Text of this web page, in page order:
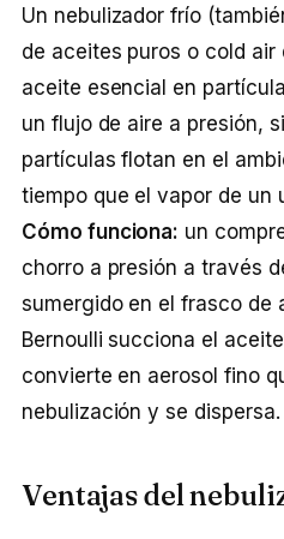
Un nebulizador frío
de aceites puros o cold
aceite esencial en
un flujo de aire a presión,
partículas flotan en el
tiempo que el vapor de un
Cómo funciona: un
chorro a presión a través
sumergido en el frasco de
Bernoulli succiona el
convierte en aerosol fino
nebulización y se dispersa.
Ventajas del